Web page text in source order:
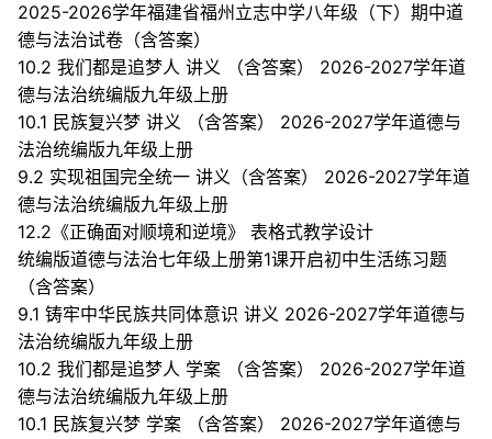
2025-2026学年福建省福州立志中学八年级（下）期中道
德与法治试卷（含答案）
10.2 我们都是追梦人 讲义 （含答案） 2026-2027学年道
德与法治统编版九年级上册
10.1 民族复兴梦 讲义 （含答案） 2026-2027学年道德与
法治统编版九年级上册
9.2 实现祖国完全统一 讲义（含答案） 2026-2027学年道
德与法治统编版九年级上册
12.2《正确面对顺境和逆境》 表格式教学设计
统编版道德与法治七年级上册第1课开启初中生活练习题
（含答案）
9.1 铸牢中华民族共同体意识 讲义 2026-2027学年道德与
法治统编版九年级上册
10.2 我们都是追梦人 学案 （含答案） 2026-2027学年道
德与法治统编版九年级上册
10.1 民族复兴梦 学案 （含答案） 2026-2027学年道德与